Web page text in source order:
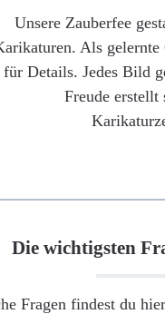
Unsere Zauberfee
Als
für Details. Jedes Bild
Freude
Die wichtigsten
Fragen findest du